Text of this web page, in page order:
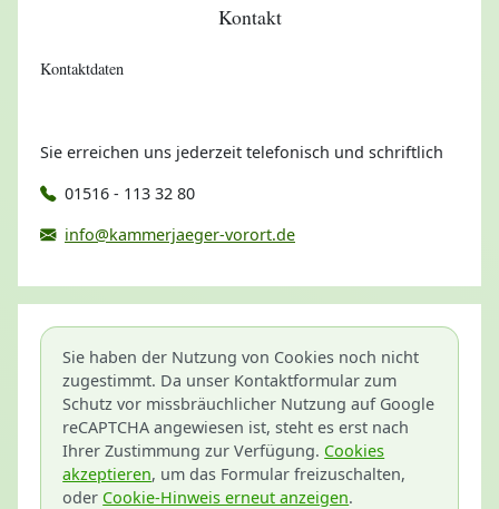
Kontakt
Kontaktdaten
Sie erreichen uns jederzeit telefonisch und schriftlich
01516 - 113 32 80
info@kammerjaeger-vorort.de
Sie haben der Nutzung von Cookies noch nicht
zugestimmt. Da unser Kontaktformular zum
Schutz vor missbräuchlicher Nutzung auf Google
reCAPTCHA angewiesen ist, steht es erst nach
Ihrer Zustimmung zur Verfügung. Cookies
akzeptieren, um das Formular freizuschalten,
oder Cookie-Hinweis erneut anzeigen.